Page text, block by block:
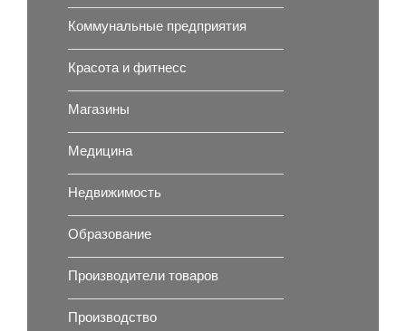
Коммунальные предприятия
Красота и фитнесс
Магазины
Медицина
Недвижимость
Образование
Производители товаров
Производство